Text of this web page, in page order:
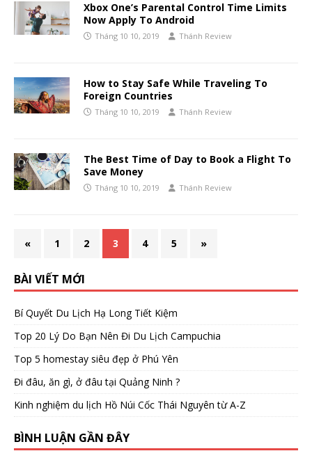
Xbox One’s Parental Control Time Limits
Now Apply To Android
Tháng 10 10, 2019 Thánh Review
How to Stay Safe While Traveling To
Foreign Countries
Tháng 10 10, 2019 Thánh Review
The Best Time of Day to Book a Flight To
Save Money
Tháng 10 10, 2019 Thánh Review
« 1 2 3 4 5 »
BÀI VIẾT MỚI
Bí Quyết Du Lịch Hạ Long Tiết Kiệm
Top 20 Lý Do Bạn Nên Đi Du Lịch Campuchia
Top 5 homestay siêu đẹp ở Phú Yên
Đi đâu, ăn gì, ở đâu tại Quảng Ninh ?
Kinh nghiệm du lịch Hồ Núi Cốc Thái Nguyên từ A-Z
BÌNH LUẬN GẦN ĐÂY